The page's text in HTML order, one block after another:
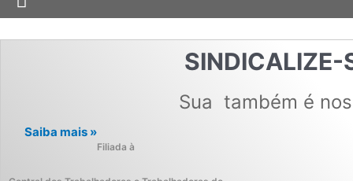
SINDICALIZE-
Sua também é
Saiba mais »
Filiada à